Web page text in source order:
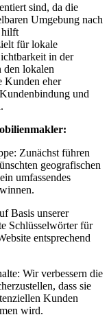
sind, da die
Umgebung nach
hilft
für lokale
in der
den lokalen
Kunden eher
und
Zunächst führen
geografischen
umfassendes
Basis unserer
Schlüsselwörter für
entsprechend
Wir verbessern die
dass sie
Kunden
wird.